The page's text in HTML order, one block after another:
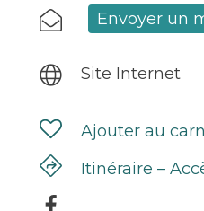
Envoyer un
Site Internet
Ajouter au
Itinéraire –